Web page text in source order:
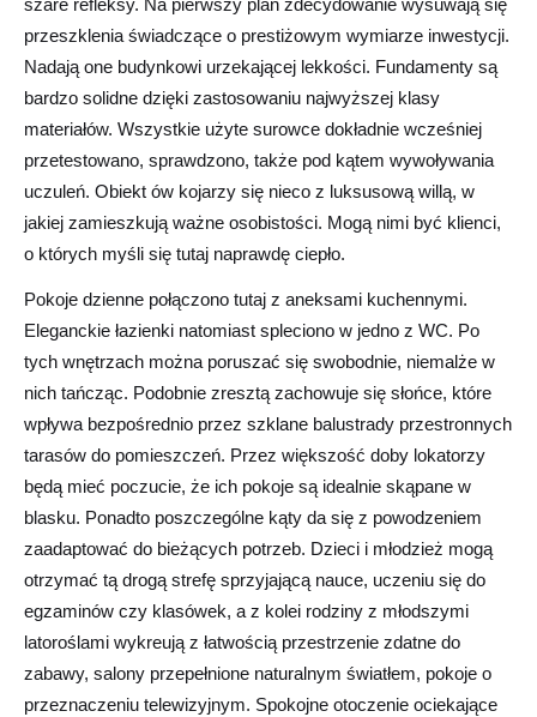
szare refleksy. Na pierwszy plan zdecydowanie wysuwają się
przeszklenia świadczące o prestiżowym wymiarze inwestycji.
Nadają one budynkowi urzekającej lekkości. Fundamenty są
bardzo solidne dzięki zastosowaniu najwyższej klasy
materiałów. Wszystkie użyte surowce dokładnie wcześniej
przetestowano, sprawdzono, także pod kątem wywoływania
uczuleń. Obiekt ów kojarzy się nieco z luksusową willą, w
jakiej zamieszkują ważne osobistości. Mogą nimi być klienci,
o których myśli się tutaj naprawdę ciepło.
Pokoje dzienne połączono tutaj z aneksami kuchennymi.
Eleganckie łazienki natomiast spleciono w jedno z WC. Po
tych wnętrzach można poruszać się swobodnie, niemalże w
nich tańcząc. Podobnie zresztą zachowuje się słońce, które
wpływa bezpośrednio przez szklane balustrady przestronnych
tarasów do pomieszczeń. Przez większość doby lokatorzy
będą mieć poczucie, że ich pokoje są idealnie skąpane w
blasku. Ponadto poszczególne kąty da się z powodzeniem
zaadaptować do bieżących potrzeb. Dzieci i młodzież mogą
otrzymać tą drogą strefę sprzyjającą nauce, uczeniu się do
egzaminów czy klasówek, a z kolei rodziny z młodszymi
latoroślami wykreują z łatwością przestrzenie zdatne do
zabawy, salony przepełnione naturalnym światłem, pokoje o
przeznaczeniu telewizyjnym. Spokojne otoczenie ociekające